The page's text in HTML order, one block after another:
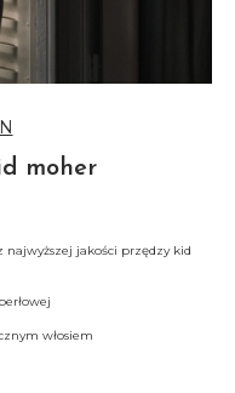
moher
najwyższej jakości przędzy kid
włosiem